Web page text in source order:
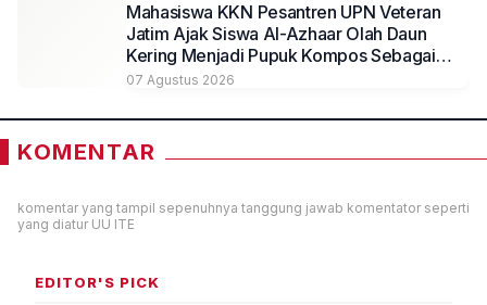
Mahasiswa KKN Pesantren UPN Veteran
Jatim Ajak Siswa Al-Azhaar Olah Daun
Kering Menjadi Pupuk Kompos Sebagai
Solusi Ramah Lingkungan
07 Agustus 2026
KOMENTAR
komentar yang tampil sepenuhnya tanggung jawab komentator seperti
yang diatur UU ITE
EDITOR'S PICK